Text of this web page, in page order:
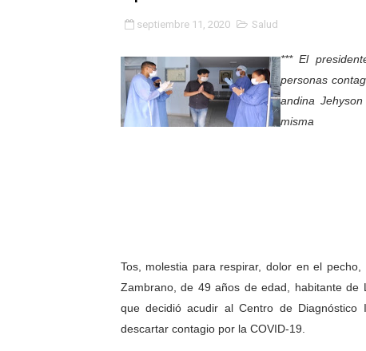
Gobierno bolivariano
Niños merideños aprenden
Hospital universitario
Instituto Nacional de
Fortaleciendo la economía
Campo Elías consolida plan
septiembre 11, 2020 Salud
*** El
personas
andina
misma
Tos, molestia para respirar, dolor en el
Zambrano, de 49 años de edad, habitante de
que decidió acudir al Centro de Diagnóstico
descartar contagio por la COVID-19.